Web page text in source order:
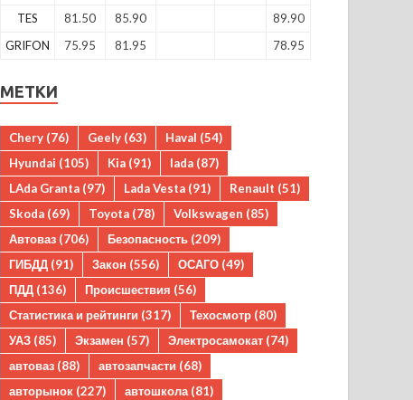
TES
81.50 85.90
89.90
GRIFON
75.95 81.95 78.95
МЕТКИ
Chery (76) Geely (63) Haval (54)
Hyundai (105) Kia (91) lada (87)
LAda Granta (97) Lada Vesta (91) Renault (51)
Skoda (69) Toyota (78) Volkswagen (85)
Автоваз (706) Безопасность (209)
ГИБДД (91) Закон (556) ОСАГО (49)
ПДД (136) Происшествия (56)
Статистика и рейтинги (317) Техосмотр (80)
УАЗ (85) Экзамен (57) Электросамокат (74)
автоваз (88) автозапчасти (68)
авторынок (227) автошкола (81)